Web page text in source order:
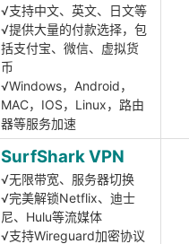
√支持中文、英文、日文等
√提供大量的付款选择，包
括支付宝、微信、虚拟货
币
√Windows，Android，
MAC，IOS，Linux，路由
器等服务加速
SurfShark VPN
√无限带宽、服务器切换
√完美解锁Netflix、迪士
尼、Hulu等流媒体
√支持Wireguard加密协议